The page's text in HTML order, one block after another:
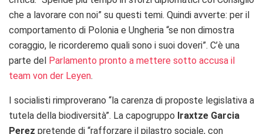
che a lavorare con noi” su questi temi. Quindi avverte: per il
comportamento di Polonia e Ungheria “se non dimostra
coraggio, le ricorderemo quali sono i suoi doveri”. C’è una
parte del
Parlamento pronto a mettere sotto accusa il
team von der Leyen.
I socialisti rimproverano “la carenza di proposte legislativa a
tutela della biodiversità”. La capogruppo Iraxtze Garcia
Perez pretende di “rafforzare il pilastro sociale, con